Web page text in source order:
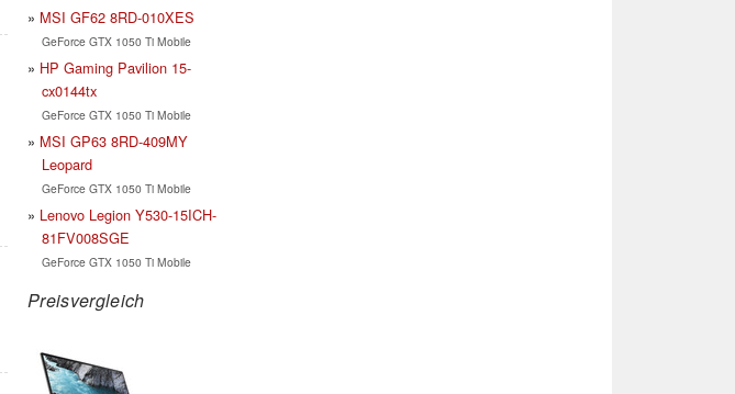
MSI GF62 8RD-010XES
GeForce GTX 1050 Ti Mobile
HP Gaming Pavilion 15-
cx0144tx
GeForce GTX 1050 Ti Mobile
MSI GP63 8RD-409MY
Leopard
GeForce GTX 1050 Ti Mobile
Lenovo Legion Y530-15ICH-
81FV008SGE
GeForce GTX 1050 Ti Mobile
Preisvergleich